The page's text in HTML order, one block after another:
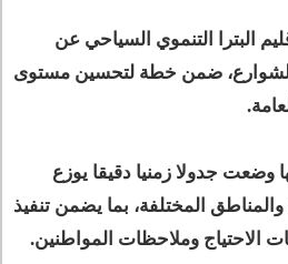
البترا التنموي السياحي عن
الشوارع، ضمن خطة لتحسين مستوى
وضعت جدولا زمنيا دقيقا يوزع
والمناطق المختلفة، بما يضمن تنفيذ
الاحتياج وملاحظات المواطنين.